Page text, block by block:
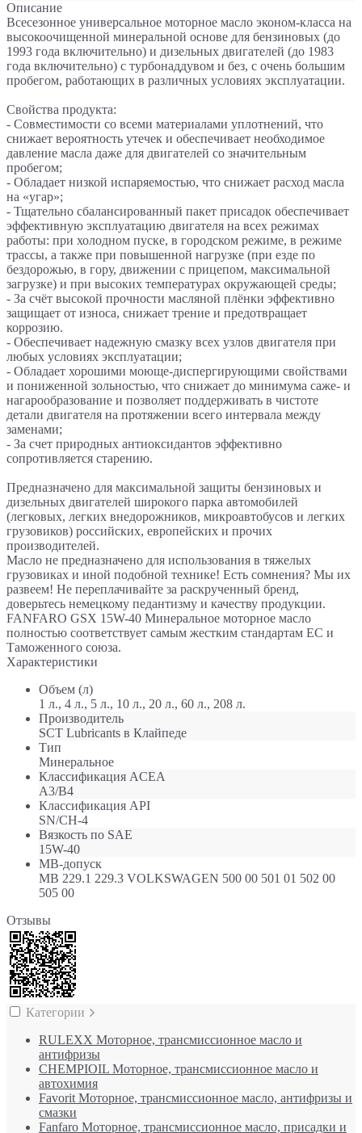
Описание
Всесезонное универсальное моторное масло эконом-класса на
высокоочищенной минеральной основе для бензиновых (до
1993 года включительно) и дизельных двигателей (до 1983
года включительно) с турбонаддувом и без, с очень большим
пробегом, работающих в различных условиях эксплуатации.
Свойства продукта:
- Совместимости со всеми материалами уплотнений, что
снижает вероятность утечек и обеспечивает необходимое
давление масла даже для двигателей со значительным
пробегом;
- Обладает низкой испаряемостью, что снижает расход масла
на «угар»;
- Тщательно сбалансированный пакет присадок обеспечивает
эффективную эксплуатацию двигателя на всех режимах
работы: при холодном пуске, в городском режиме, в режиме
трассы, а также при повышенной нагрузке (при езде по
бездорожью, в гору, движении с прицепом, максимальной
загрузке) и при высоких температурах окружающей среды;
- За счёт высокой прочности масляной плёнки эффективно
защищает от износа, снижает трение и предотвращает
коррозию.
- Обеспечивает надежную смазку всех узлов двигателя при
любых условиях эксплуатации;
- Обладает хорошими моюще-диспергирующими свойствами
и пониженной зольностью, что снижает до минимума саже- и
нагарообразование и позволяет поддерживать в чистоте
детали двигателя на протяжении всего интервала между
заменами;
- За счет природных антиоксидантов эффективно
сопротивляется старению.
Предназначено для максимальной защиты бензиновых и
дизельных двигателей широкого парка автомобилей
(легковых, легких внедорожников, микроавтобусов и легких
грузовиков) российских, европейских и прочих
производителей.
Масло не предназначено для использования в тяжелых
грузовиках и иной подобной технике! Есть сомнения? Мы их
развеем! Не переплачивайте за раскрученный бренд,
доверьтесь немецкому педантизму и качеству продукции.
FANFARO GSX 15W-40 Минеральное моторное масло
полностью соответствует самым жестким стандартам ЕС и
Таможенного союза.
Характеристики
Объем (л)
1 л., 4 л., 5 л., 10 л., 20 л., 60 л., 208 л.
Производитель
SCT Lubricants в Клайпеде
Тип
Минеральное
Классификация ACEA
A3/B4
Классификация API
SN/CH-4
Вязкость по SAE
15W-40
МB-допуск
MB 229.1 229.3 VOLKSWAGEN 500 00 501 01 502 00
505 00
Отзывы
Категории
RULEXX Моторное, трансмиссионное масло и
антифризы
CHEMPIOIL Моторное, трансмиссионное масло и
автохимия
Favorit Моторное, трансмиссионное масло, антифризы и
смазки
Fanfaro Моторное, трансмиссионное масло, присадки и